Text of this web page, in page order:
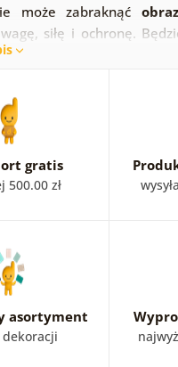
może zabraknąć
siłę i ochronę.
naszej ofercie
zabawnego
niedźwiedzia
z wizerunkiem
przeciwnie.
gratis
500.00 zł
asortyment